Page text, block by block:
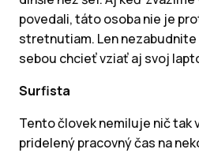
povedali, táto osoba nie je
stretnutiam. Len nezabudnite
sebou chcieť vziať aj svoj
Surfista
Tento človek nemiluje nič tak
pridelený pracovný čas na